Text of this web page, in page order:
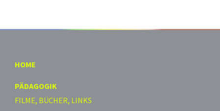
HOME
PÄDAGOGIK
FILME, BÜCHER, LINKS